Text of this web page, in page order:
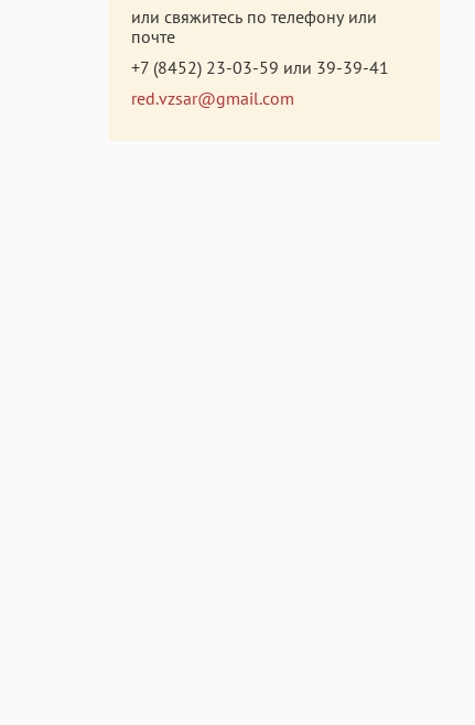
или свяжитесь по телефону или
почте
+7 (8452) 23-03-59 или 39-39-41
red.vzsar@gmail.com